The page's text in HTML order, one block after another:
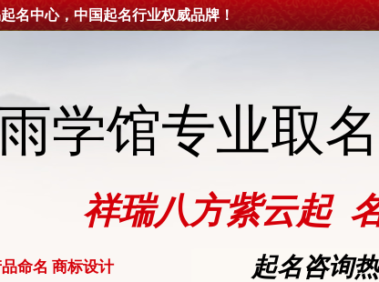
中心，中国起名行业权威品牌！
学馆专业取名
祥瑞八方紫云起
命名 商标设计 起名咨询